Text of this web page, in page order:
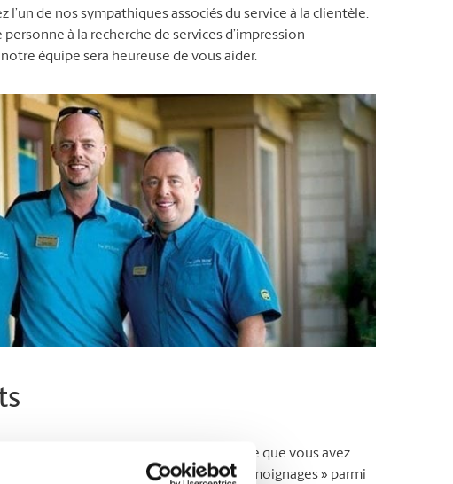
l’un de nos sympathiques associés du service à la clientèle.
à la recherche de services d’impression
équipe sera heureuse de vous aider.
ici. Vous aimeriez parler de l’expérience que vous avez
Pour nous joindre, sélectionnez « Témoignages » parmi